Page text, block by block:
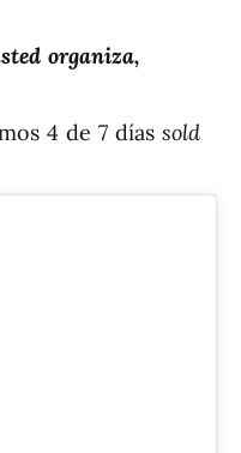
organiza,
4 de 7 días sold